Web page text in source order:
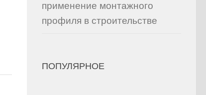
применение монтажного
профиля в строительстве
ПОПУЛЯРНОЕ